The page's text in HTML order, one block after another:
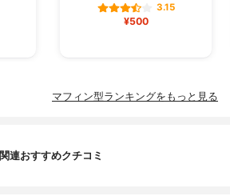
3.15
¥500
マフィン型ランキングをもっと見る
関連おすすめクチコミ